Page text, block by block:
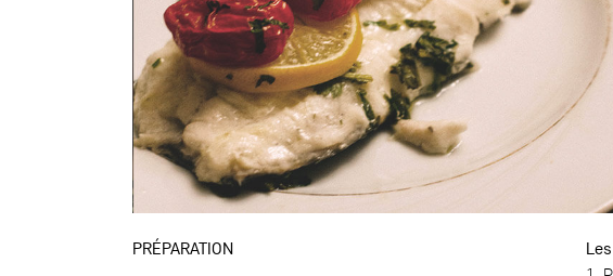
PRÉPARATION